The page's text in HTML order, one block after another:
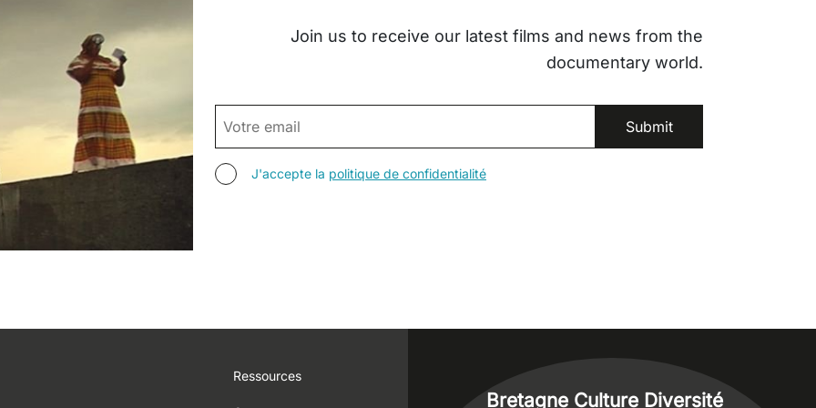
Join us to receive our latest films and news from the
documentary world.
EMAIL
AGREE TERMS
J'accepte la politique de confidentialité
Footer
Ressources
Bretagne Culture Diversité